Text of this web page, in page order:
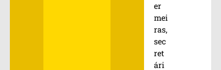
er
mei
ras,
sec
ret
ári